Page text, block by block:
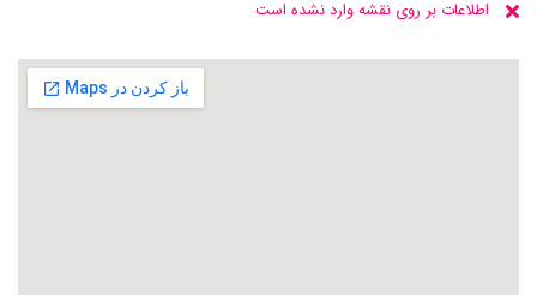
اطلاعات بر روی نقشه وارد نشده است